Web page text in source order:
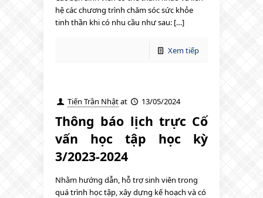
hệ các chương trình chăm sóc sức khỏe
tinh thần khi có nhu cầu như sau: […]
Xem tiếp
Tiến Trần Nhậtat 13/05/2024
Thông báo lịch trực Cố
vấn học tập học kỳ
3/2023-2024
Nhằm hướng dẫn, hỗ trợ sinh viên trong
quá trình học tập, xây dựng kế hoạch và có